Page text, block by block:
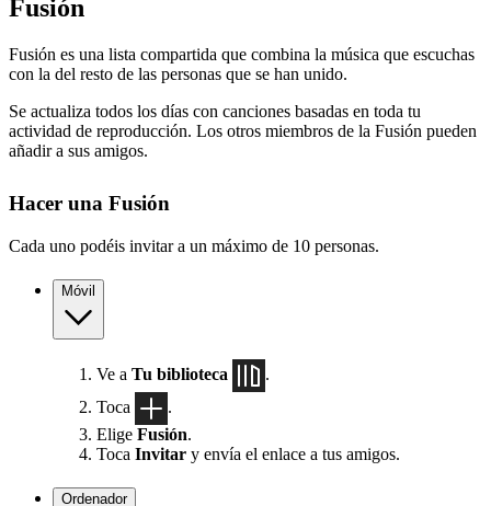
Fusión
Fusión es una lista compartida que combina la música que escuchas
con la del resto de las personas que se han unido.
Se actualiza todos los días con canciones basadas en toda tu
actividad de reproducción. Los otros miembros de la Fusión pueden
añadir a sus amigos.
Hacer una Fusión
Cada uno podéis invitar a un máximo de 10 personas.
Móvil
Ve a Tu biblioteca
.
Toca
.
Elige Fusión.
Toca Invitar y envía el enlace a tus amigos.
Ordenador